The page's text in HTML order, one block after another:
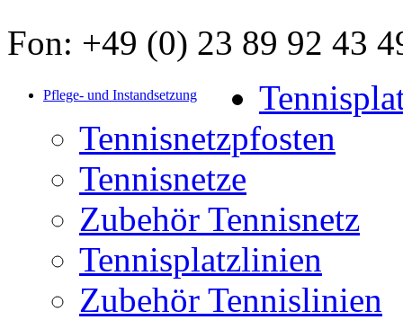
Fon: +49 (0) 23 89 92 43
Pflege- und Instandsetzung
Tennisnetzpfosten
Tennisnetze
Zubehör Tennisnetz
Tennisplatzlinien
Zubehör Tennislinien